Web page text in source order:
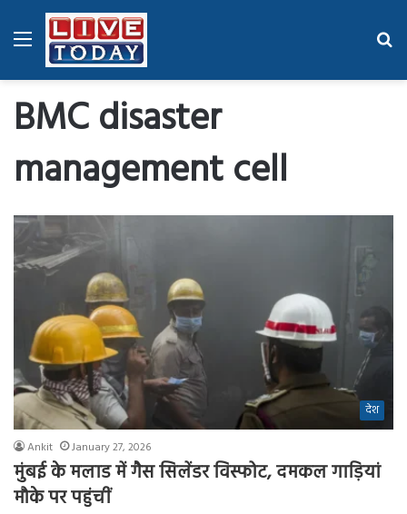
Menu
BMC disaster
management cell
देश
Ankit January 27, 2026
मुंबई के मलाड में गैस सिलेंडर विस्फोट, दमकल गाड़ियां
मौके पर पहुंचीं